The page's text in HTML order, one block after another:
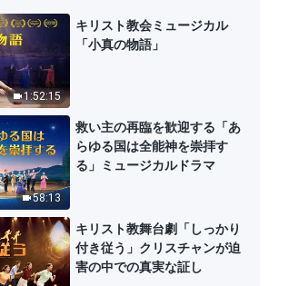
8:36
17:53
聖霊の御言葉「いったん真理を理
解したら、それを実践すべきであ
る」
19:17
神の御言葉「救いを得る人は真理
を進んで実践する人である」
神の御言葉「経験について」
1:52:15
キリスト教会ミュージカル
「小真の物語」
58:13
救い主の再臨を歓迎する「あ
らゆる国は全能神を崇拝す
る」ミュージカルドラマ
キリスト教舞台劇「しっかり
付き従う」クリスチャンが迫
害の中での真実な証し